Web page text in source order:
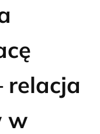
relacja
w